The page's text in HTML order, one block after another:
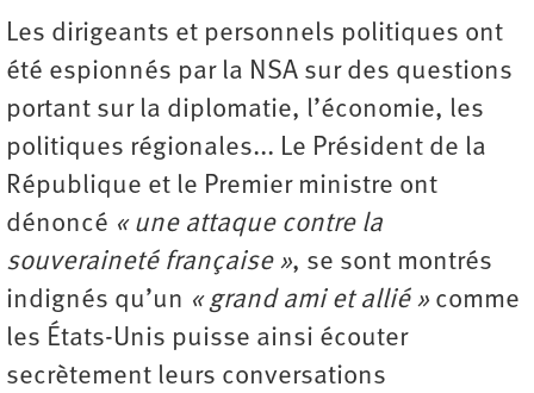
Les dirigeants et personnels politiques ont
été espionnés par la NSA sur des questions
portant sur la diplomatie, l’économie, les
politiques régionales... Le Président de la
République et le Premier ministre ont
dénoncé « une attaque contre la
souveraineté française », se sont montrés
indignés qu’un « grand ami et allié » comme
les États-Unis puisse ainsi écouter
secrètement leurs conversations